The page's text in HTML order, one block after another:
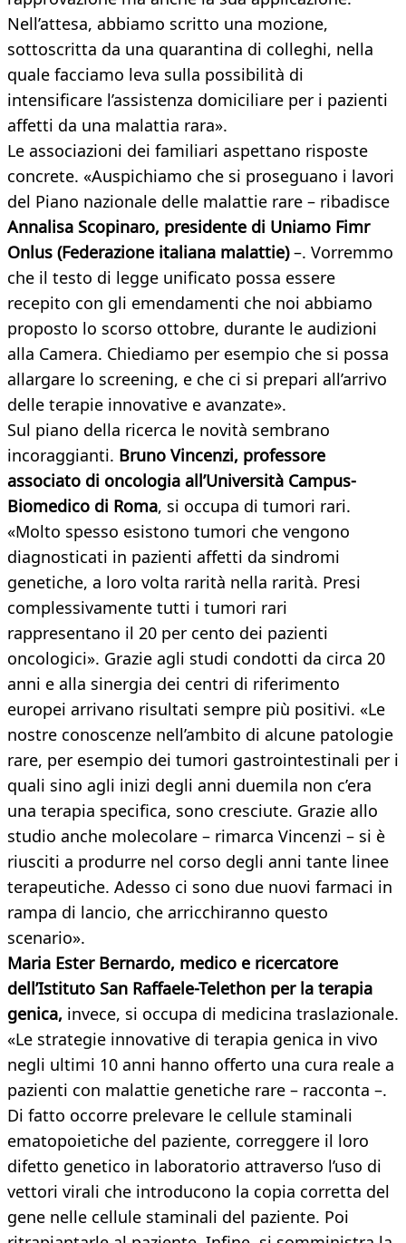
Nell’attesa, abbiamo scritto una mozione,
sottoscritta da una quarantina di colleghi, nella
quale facciamo leva sulla possibilità di
intensificare l’assistenza domiciliare per i pazienti
affetti da una malattia rara».
Le associazioni dei familiari aspettano risposte
concrete. «Auspichiamo che si proseguano i lavori
del Piano nazionale delle malattie rare – ribadisce
Annalisa Scopinaro, presidente di Uniamo Fimr
Onlus (Federazione italiana malattie)–. Vorremmo
che il testo di legge unificato possa essere
recepito con gli emendamenti che noi abbiamo
proposto lo scorso ottobre, durante le audizioni
alla Camera. Chiediamo per esempio che si possa
allargare lo screening, e che ci si prepari all’arrivo
delle terapie innovative e avanzate».
Sul piano della ricerca le novità sembrano
incoraggianti. Bruno Vincenzi, professore
associato di oncologia all’Università Campus-
Biomedico di Roma, si occupa di tumori rari.
«Molto spesso esistono tumori che vengono
diagnosticati in pazienti affetti da sindromi
genetiche, a loro volta rarità nella rarità. Presi
complessivamente tutti i tumori rari
rappresentano il 20 per cento dei pazienti
oncologici». Grazie agli studi condotti da circa 20
anni e alla sinergia dei centri di riferimento
europei arrivano risultati sempre più positivi. «Le
nostre conoscenze nell’ambito di alcune patologie
rare, per esempio dei tumori gastrointestinali per i
quali sino agli inizi degli anni duemila non c’era
una terapia specifica, sono cresciute. Grazie allo
studio anche molecolare – rimarca Vincenzi – si è
riusciti a produrre nel corso degli anni tante linee
terapeutiche. Adesso ci sono due nuovi farmaci in
rampa di lancio, che arricchiranno questo
scenario».
Maria Ester Bernardo, medico e ricercatore
dell’Istituto San Raffaele-Telethon per la terapia
genica, invece, si occupa di medicina traslazionale.
«Le strategie innovative di terapia genica in vivo
negli ultimi 10 anni hanno offerto una cura reale a
pazienti con malattie genetiche rare – racconta –.
Di fatto occorre prelevare le cellule staminali
ematopoietiche del paziente, correggere il loro
difetto genetico in laboratorio attraverso l’uso di
vettori virali che introducono la copia corretta del
gene nelle cellule staminali del paziente. Poi